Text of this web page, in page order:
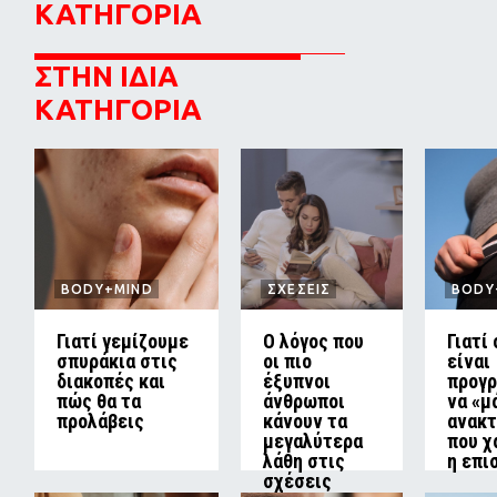
ΚΑΤΗΓΟΡΙΑ
ΣΤΗΝ ΙΔΙΑ
ΚΑΤΗΓΟΡΙΑ
BODY+MIND
Γιατί γεμίζουμε
σπυράκια στις
διακοπές και
πώς θα τα
προλάβεις
ΣΧΕΣΕΙΣ
Ο λόγος που
οι πιο
έξυπνοι
άνθρωποι
κάνουν τα
μεγαλύτερα
λάθη στις
σχέσεις
είναι
να
που
η